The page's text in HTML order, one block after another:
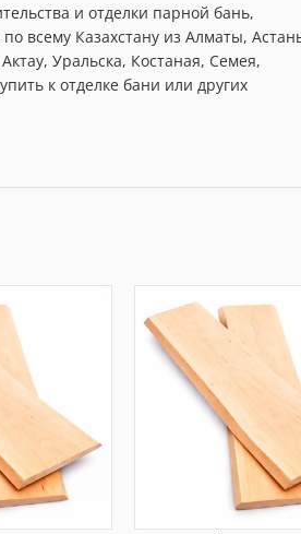
и отделки парной бань,
всему Казахстану из Алматы,
Уральска, Костаная, Семея,
к отделке бани или других